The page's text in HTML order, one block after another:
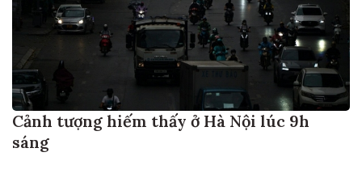
Cảnh tượng hiếm thấy ở Hà Nội lúc 9h
sáng